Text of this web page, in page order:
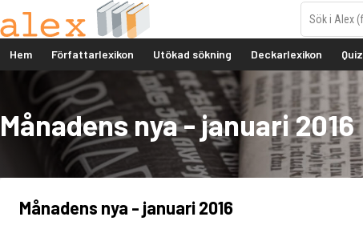
Hem Författarlexikon Utökad sökning Deckarlexikon Quiz
Månadens nya - januari 2016
Månadens nya - januari 2016